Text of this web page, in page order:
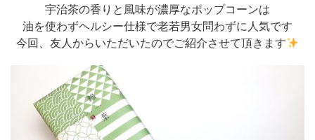
宇治茶の香りと風味が濃厚なポップコーンは
油を使わずヘルシー仕様で老若男女問わずに人気です
今回、友人からいただいたのでご紹介させて頂きます